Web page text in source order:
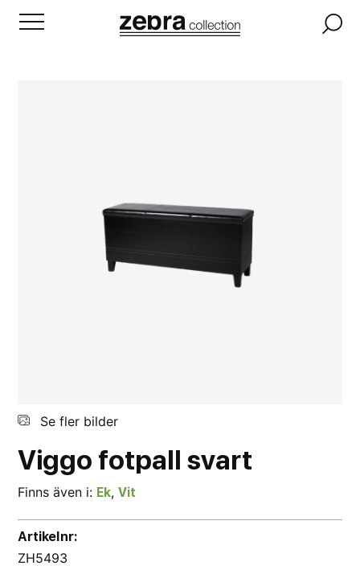
Viggo fotpall svart
Finns även i: Ek,Vit
Artikelnr:
ZH5493
Se fler bilder